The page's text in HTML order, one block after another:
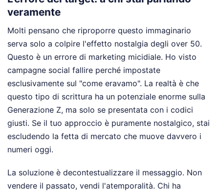
veramente
Molti pensano che riproporre questo immaginario
serva solo a colpire l'effetto nostalgia degli over 50.
Questo è un errore di marketing micidiale. Ho visto
campagne social fallire perché impostate
esclusivamente sul "come eravamo". La realtà è che
questo tipo di scrittura ha un potenziale enorme sulla
Generazione Z, ma solo se presentata con i codici
giusti. Se il tuo approccio è puramente nostalgico, stai
escludendo la fetta di mercato che muove davvero i
numeri oggi.
La soluzione è decontestualizzare il messaggio. Non
vendere il passato, vendi l'atemporalità. Chi ha